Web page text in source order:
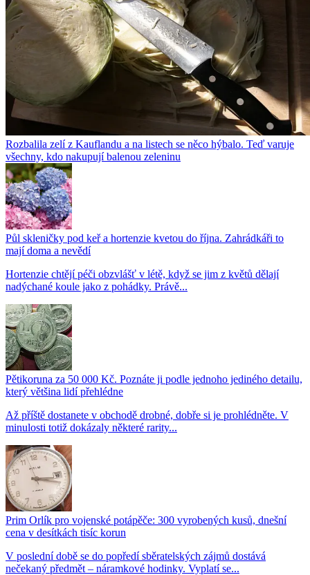
Rozbalila zelí z Kauflandu a na listech se něco hýbalo. Teď varuje
všechny, kdo nakupují balenou zeleninu
Půl skleničky pod keř a hortenzie kvetou do října. Zahrádkáři to
mají doma a nevědí
Hortenzie chtějí péči obzvlášť v létě, když se jim z květů dělají
nadýchané koule jako z pohádky. Právě...
Pětikoruna za 50 000 Kč. Poznáte ji podle jednoho jediného detailu,
který většina lidí přehlédne
Až příště dostanete v obchodě drobné, dobře si je prohlédněte. V
minulosti totiž dokázaly některé rarity...
Prim Orlík pro vojenské potápěče: 300 vyrobených kusů, dnešní
cena v desítkách tisíc korun
V poslední době se do popředí sběratelských zájmů dostává
nečekaný předmět – náramkové hodinky. Vyplatí se...